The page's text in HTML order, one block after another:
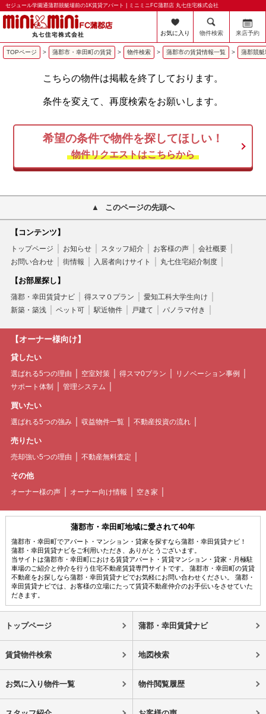
セジュール学園通蒲郡競艇場前の1K賃貸アパート | ミニミニFC蒲郡店 丸七住宅株式会社
お気に入り 物件検索 来店予約
TOPページ > 蒲郡市・幸田町の賃貸 > 物件検索 > 蒲郡市の賃貸情報一覧 > 蒲郡競
こちらの物件は掲載を終了しております。
条件を変えて、再度検索をお願いします。
希望の条件で物件を探してほしい！
物件リクエストはこちらから
このページの先頭へ
【コンテンツ】
トップページ お知らせ スタッフ紹介 お客様の声
会社概要
お問い合わせ
街情報 入居者向けサイト 丸七住宅紹介制度
【お部屋探し】
蒲郡・幸田賃貸ナビ 得スマ０プラン
愛知工科大学生向け
新築・築浅
ペット可 駅近物件 戸建て パノラマ付き
【オーナー様向け】
貸したい
選ばれる5つの理由 空室対策 得スマ0プラン
リノベーション事例
サポート体制
管理システム
買いたい
選ばれる5つの強み 収益物件一覧 不動産投資の流れ
売りたい
売却強い5つの理由 不動産無料査定
その他
オーナー様の声 オーナー向け情報 空き家
蒲郡市・幸田町地域に愛されて40年
蒲郡市・幸田町でアパート・マンション・貸家を探すなら蒲郡・幸田賃貸ナビ！
蒲郡・幸田賃貸ナビをご利用いただき、ありがとうございます。
当サイトは蒲郡市・幸田町における賃貸アパート・賃貸マンション・貸家・月極駐
車場のご紹介と仲介を行う住宅不動産賃貸専門サイトです。 蒲郡市・幸田町の賃貸
不動産をお探しなら蒲郡・幸田賃貸ナビでお気軽にお問い合わせください。 蒲郡・
幸田賃貸ナビでは、お客様の立場にたって賃貸不動産仲介のお手伝いをさせていた
だきます。
トップページ 蒲郡・幸田賃貸ナビ
賃貸物件検索 地図検索
お気に入り物件一覧 物件閲覧履歴